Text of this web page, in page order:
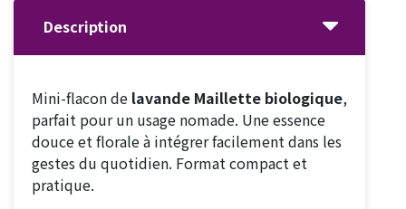
Description
Mini-flacon de lavande Maillette biologique,
parfait pour un usage nomade. Une essence
douce et florale à intégrer facilement dans les
gestes du quotidien. Format compact et
pratique.